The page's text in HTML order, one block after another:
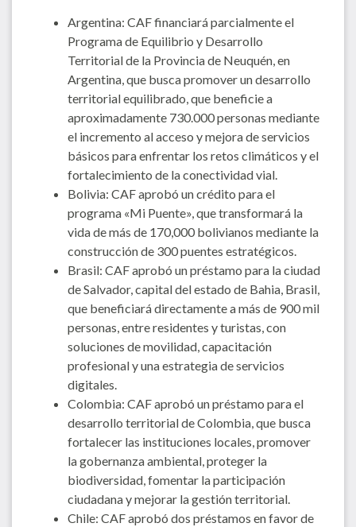
Argentina: CAF financiará parcialmente el
Programa de Equilibrio y Desarrollo
Territorial de la Provincia de Neuquén, en
Argentina, que busca promover un desarrollo
territorial equilibrado, que beneficie a
aproximadamente 730.000 personas mediante
el incremento al acceso y mejora de servicios
básicos para enfrentar los retos climáticos y el
fortalecimiento de la conectividad vial.
Bolivia: CAF aprobó un crédito para el
programa «Mi Puente», que transformará la
vida de más de 170,000 bolivianos mediante la
construcción de 300 puentes estratégicos.
Brasil: CAF aprobó un préstamo para la ciudad
de Salvador, capital del estado de Bahia, Brasil,
que beneficiará directamente a más de 900 mil
personas, entre residentes y turistas, con
soluciones de movilidad, capacitación
profesional y una estrategia de servicios
digitales.
Colombia: CAF aprobó un préstamo para el
desarrollo territorial de Colombia, que busca
fortalecer las instituciones locales, promover
la gobernanza ambiental, proteger la
biodiversidad, fomentar la participación
ciudadana y mejorar la gestión territorial.
Chile: CAF aprobó dos préstamos en favor de